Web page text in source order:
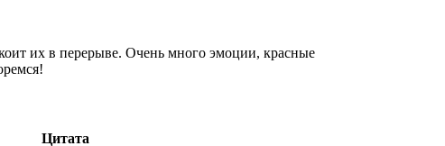
их в перерыве. Очень много эмоции, красные
Цитата